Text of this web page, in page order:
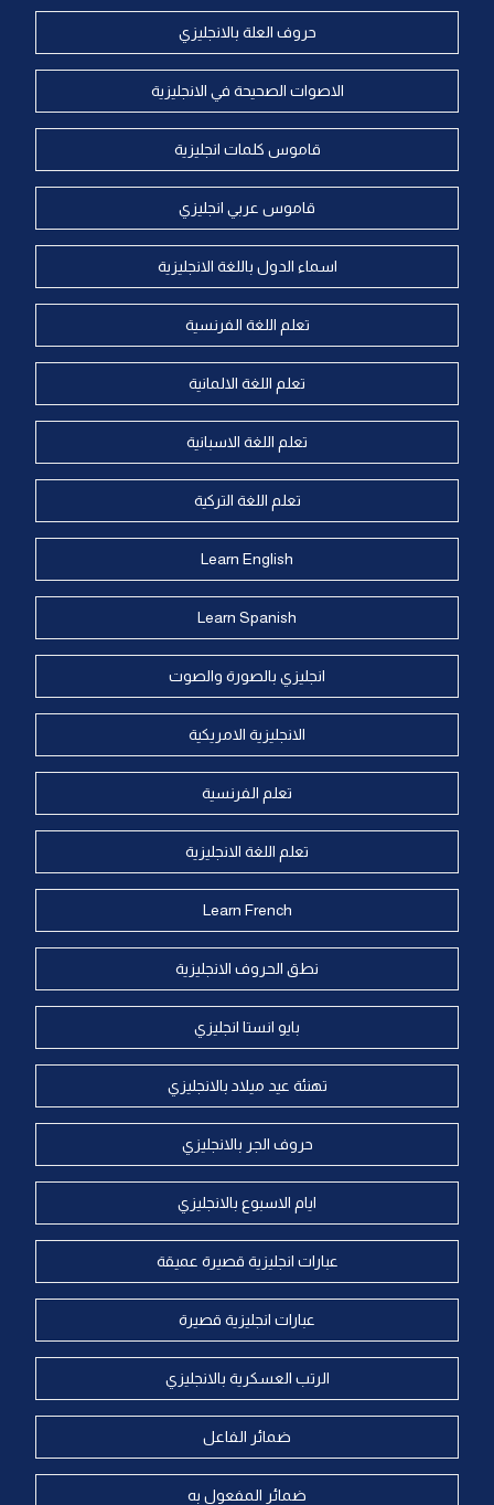
حروف العلة بالانجليزي
الاصوات الصحيحة في الانجليزية
قاموس كلمات انجليزية
قاموس عربي انجليزي
اسماء الدول باللغة الانجليزية
تعلم اللغة الفرنسية
تعلم اللغة الالمانية
تعلم اللغة الاسبانية
تعلم اللغة التركية
Learn English
Learn Spanish
انجليزي بالصورة والصوت
الانجليزية الامريكية
تعلم الفرنسية
تعلم اللغة الانجليزية
Learn French
نطق الحروف الانجليزية
بايو انستا انجليزي
تهنئة عيد ميلاد بالانجليزي
حروف الجر بالانجليزي
ايام الاسبوع بالانجليزي
عبارات انجليزية قصيرة عميقة
عبارات انجليزية قصيرة
الرتب العسكرية بالانجليزي
ضمائر الفاعل
ضمائر المفعول به